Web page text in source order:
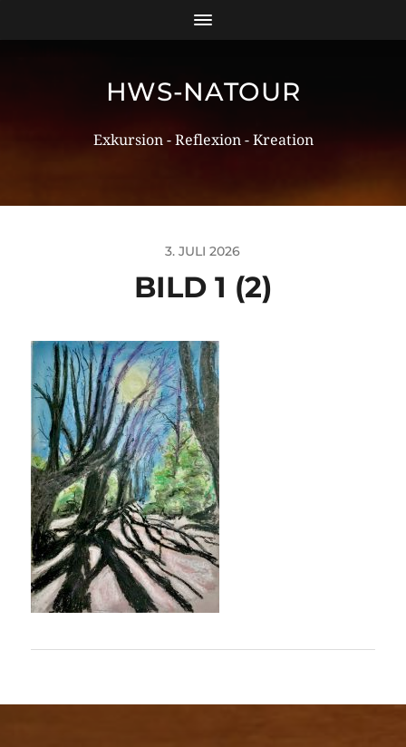
HWS-NATOUR
Exkursion - Reflexion - Kreation
3. JULI 2026
BILD 1 (2)